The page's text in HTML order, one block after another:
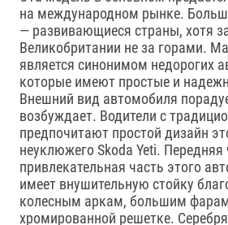
на международном рынке.
— развивающиеся страны, хотя
Великобритании не за горами.
является синонимом недорогих
которые имеют простые и
Внешний вид автомобиля
возбуждает. Водители с
предпочитают простой дизайн
неуклюжего Skoda Yeti.
привлекательная часть этого
имеет внушительную стойку
колесным аркам, большим
хромированной решетке.